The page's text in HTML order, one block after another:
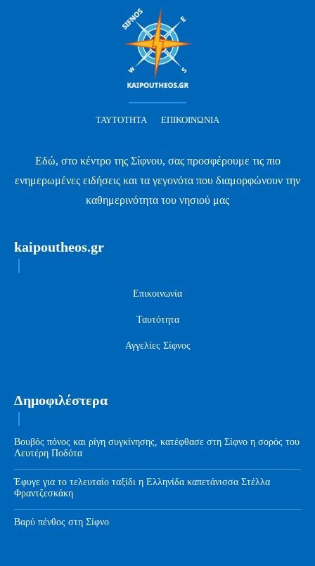
ΤΑΥΤΌΤΗΤΑ ΕΠΙΚΟΙΝΩΝΊΑ
Εδώ, στο κέντρο της Σίφνου, σας προσφέρουμε τις πιο
ενημερωμένες ειδήσεις και τα γεγονότα που διαμορφώνουν την
καθημερινότητα του νησιού μας
kaipoutheos.gr
Επικοινωνία
Ταυτότητα
Αγγελίες Σίφνος
Δημοφιλέστερα
Βουβός πόνος και ρίγη συγκίνησης, κατέφθασε στη Σίφνο η σορός του
Λευτέρη Ποδότα
Έφυγε για το τελευταίο ταξίδι η Ελληνίδα καπετάνισσα Στέλλα
Φραντζεσκάκη
Βαρύ πένθος στη Σίφνο